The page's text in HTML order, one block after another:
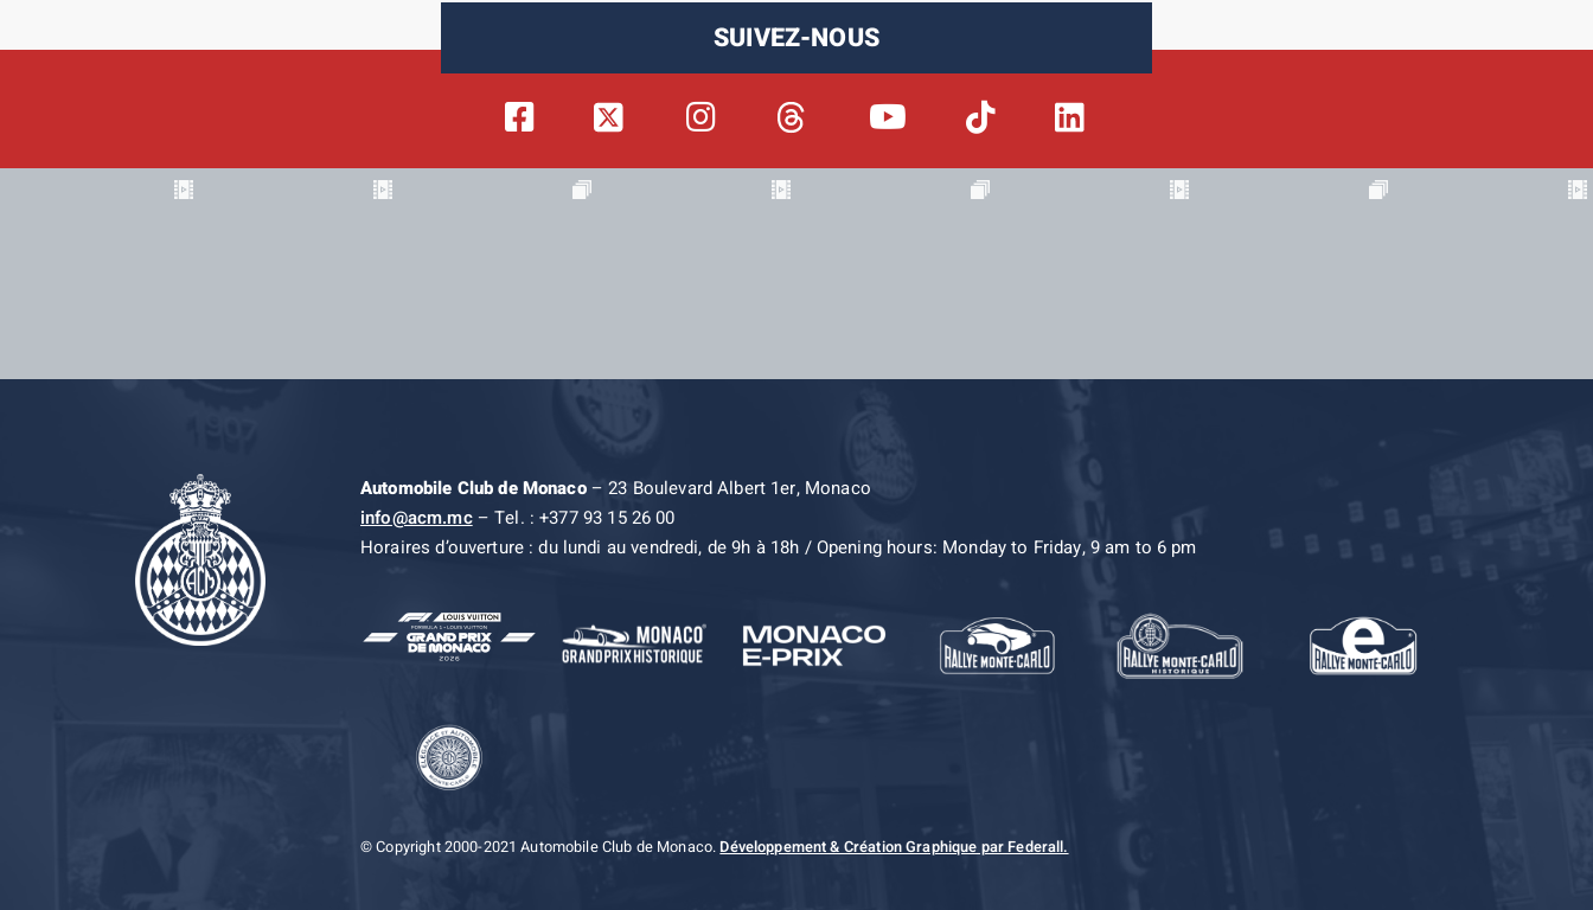
SUIVEZ-NOUS
Automobile Club de Monaco– 23 Boulevard Albert 1er, Monaco
info@acm.mc– Tel. : +377 93 15 26 00
Horaires d’ouverture : du lundi au vendredi, de 9h à 18h / Opening hours: Monday to Friday, 9 am to 6 pm
© Copyright 2000-2021 Automobile Club de Monaco.Développement & Création Graphique par Federall.